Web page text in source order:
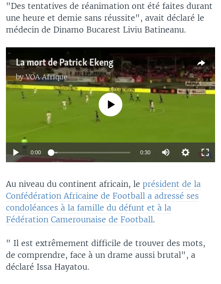
"Des tentatives de réanimation ont été faites durant
une heure et demie sans réussite", avait déclaré le
médecin de Dinamo Bucarest Liviu Batineanu.
La mort de Patrick Ekeng
byVOA Afrique
No media source currently available
0:00 0:30
​Au niveau du continent africain, le président de la
Confédération Africaine de Football a adressé ses
condoléances à la famille du défunt et à la
Fédération Camerounaise de Football.
" Il est extrêmement difficile de trouver des mots,
de comprendre, face à un drame aussi brutal", a
déclaré Issa Hayatou.